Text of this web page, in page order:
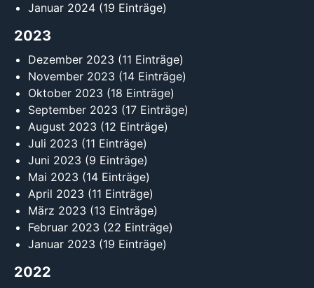
Januar 2024 (19 Einträge)
2023
Dezember 2023 (11 Einträge)
November 2023 (14 Einträge)
Oktober 2023 (18 Einträge)
September 2023 (17 Einträge)
August 2023 (12 Einträge)
Juli 2023 (11 Einträge)
Juni 2023 (9 Einträge)
Mai 2023 (14 Einträge)
April 2023 (11 Einträge)
März 2023 (13 Einträge)
Februar 2023 (22 Einträge)
Januar 2023 (19 Einträge)
2022